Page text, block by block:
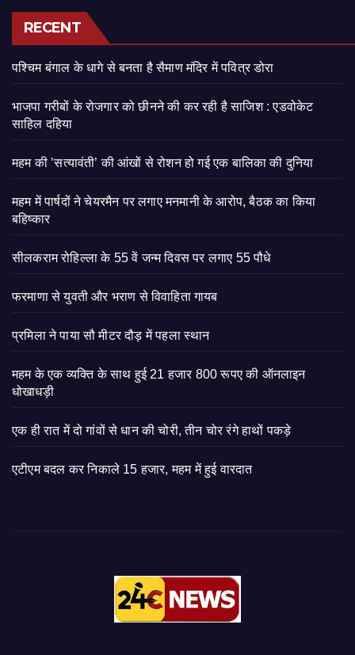
RECENT
पश्चिम बंगाल के धागे से बनता है सैमाण मंदिर में पवित्र डोरा
भाजपा गरीबों के रोजगार को छीनने की कर रही है साजिश : एडवोकेट
साहिल दहिया
महम की ’सत्यावंती’ की आंखों से रोशन हो गई एक बालिका की दुनिया
महम में पार्षदों ने चेयरमैन पर लगाए मनमानी के आरोप, बैठक का किया
बहिष्कार
सीलकराम रोहिल्ला के 55 वें जन्म दिवस पर लगाए 55 पौधे
फरमाणा से युवती और भराण से विवाहिता गायब
प्रमिला ने पाया सौ मीटर दौड़ में पहला स्थान
महम के एक व्यक्ति के साथ हुई 21 हजार 800 रूपए की ऑनलाइन
धोखाधड़ी
एक ही रात में दो गांवों से धान की चोरी, तीन चोर रंगे हाथों पकड़े
एटीएम बदल कर निकाले 15 हजार, महम में हुई वारदात